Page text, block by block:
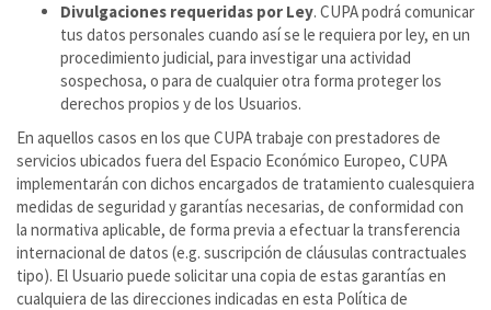
Divulgaciones requeridas por Ley. CUPA podrá comunicar
tus datos personales cuando así se le requiera por ley, en un
procedimiento judicial, para investigar una actividad
sospechosa, o para de cualquier otra forma proteger los
derechos propios y de los Usuarios.
En aquellos casos en los que CUPA trabaje con prestadores de
servicios ubicados fuera del Espacio Económico Europeo, CUPA
implementarán con dichos encargados de tratamiento cualesquiera
medidas de seguridad y garantías necesarias, de conformidad con
la normativa aplicable, de forma previa a efectuar la transferencia
internacional de datos (e.g. suscripción de cláusulas contractuales
tipo). El Usuario puede solicitar una copia de estas garantías en
cualquiera de las direcciones indicadas en esta Política de